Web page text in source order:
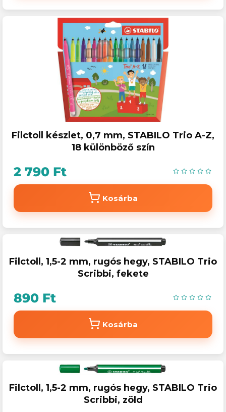
Filctoll készlet, 0,7 mm, STABILO Trio A-Z,
18 különböző szín
2 790 Ft
Kosárba
Filctoll, 1,5-2 mm, rugós hegy, STABILO Trio
Scribbi, fekete
890 Ft
Kosárba
Filctoll, 1,5-2 mm, rugós hegy, STABILO Trio
Scribbi, zöld